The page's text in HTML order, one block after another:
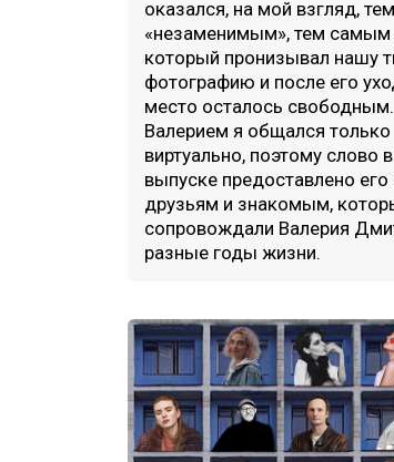
оказался, на мой взгляд,
«незаменимым», тем самым
который пронизывал нашу
фотографию и после его
место осталось
Валерием я общался только
виртуально, поэтому слово
выпуске предоставлено
друзьям и знакомым,
сопровождали Валерия
разные годы жизни.